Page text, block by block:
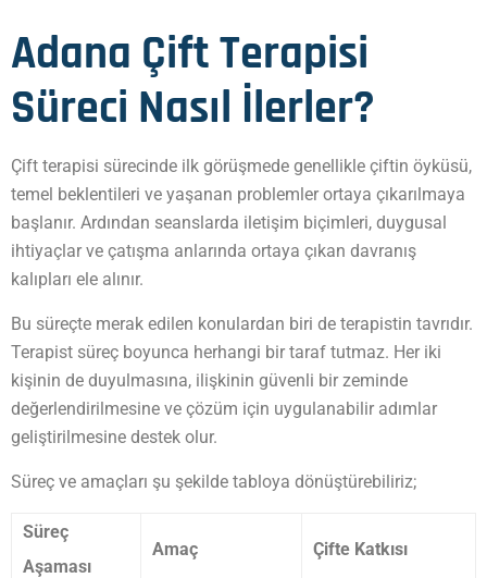
Adana Çift Terapisi
Süreci Nasıl İlerler?
Çift terapisi sürecinde ilk görüşmede genellikle çiftin öyküsü,
temel beklentileri ve yaşanan problemler ortaya çıkarılmaya
başlanır. Ardından seanslarda iletişim biçimleri, duygusal
ihtiyaçlar ve çatışma anlarında ortaya çıkan davranış
kalıpları ele alınır.
Bu süreçte merak edilen konulardan biri de terapistin tavrıdır.
Terapist süreç boyunca herhangi bir taraf tutmaz. Her iki
kişinin de duyulmasına, ilişkinin güvenli bir zeminde
değerlendirilmesine ve çözüm için uygulanabilir adımlar
geliştirilmesine destek olur.
Süreç ve amaçları şu şekilde tabloya dönüştürebiliriz;
Süreç
Aşaması
Amaç Çifte Katkısı